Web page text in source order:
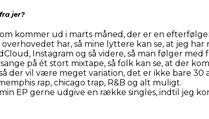
jer?
kommer ud i marts måned, der er en
har, så mine lyttere kan se, at jeg
Instagram og så videre, så man følger
på ét stort mixtape, så folk kan se, at der
der vil være meget variation, det er ikke bare 30
rap, chicago trap, R&B og alt muligt.
EP gerne udgive en række singles, indtil jeg